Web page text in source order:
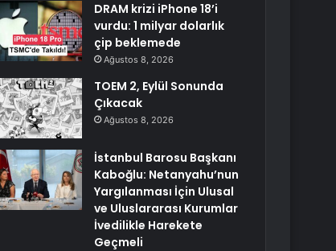
DRAM krizi iPhone 18’i
vurdu: 1 milyar dolarlık
çip beklemede
Ağustos 8, 2026
TOEM 2, Eylül Sonunda
Çıkacak
Ağustos 8, 2026
İstanbul Barosu Başkanı
Kaboğlu: Netanyahu’nun
Yargılanması İçin Ulusal
ve Uluslararası Kurumlar
İvedilikle Harekete
Geçmeli